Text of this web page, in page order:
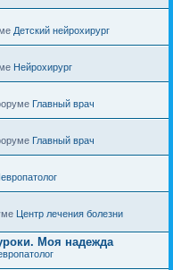
Детский нейрохирург
Нейрохирург
Главный врач
Главный врач
Центр лечения болезни
Моя надежда